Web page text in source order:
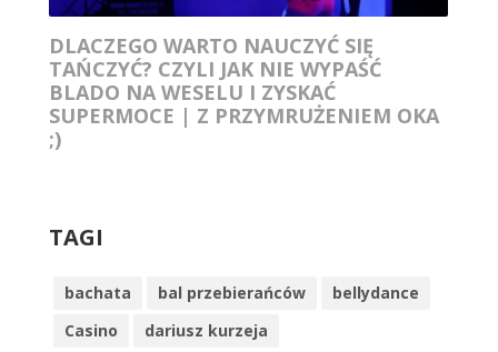
DLACZEGO WARTO NAUCZYĆ SIĘ
TAŃCZYĆ? CZYLI JAK NIE WYPAŚĆ
BLADO NA WESELU I ZYSKAĆ
SUPERMOCE | Z PRZYMRUŻENIEM OKA
;)
TAGI
bachata bal przebierańców
bellydance
Casino
dariusz kurzeja